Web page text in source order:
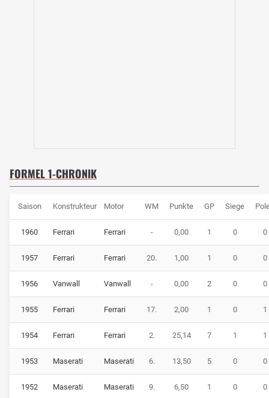
FORMEL 1-CHRONIK
Saison Konstrukteur Motor WM Punkte GP Siege
1960 Ferrari Ferrari - 0,00 1 0 0
1957 Ferrari Ferrari 20. 1,00 1 0 0
1956 Vanwall Vanwall - 0,00 2 0 0
1955 Ferrari Ferrari 17. 2,00 1 0 1
1954 Ferrari Ferrari 2. 25,14 7 1 1
1953 Maserati Maserati 6. 13,50 5 0 0
1952 Maserati Maserati 9. 6,50 1 0 0